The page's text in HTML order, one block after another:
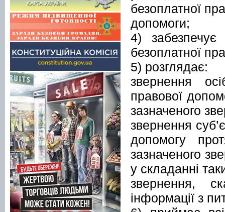
безоплатної
допомоги;
4)
безоплатної
5) розглядає:
звернення
правової
зазначеного
звернення
допомогу
зазначеного
у складанні
звернення,
інформації з